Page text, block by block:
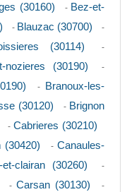
(30160) - Bez-et-
- Blauzac (30700) -
(30114) -
nozieres (30190) -
-
Branoux-les-
(30120) - Brignon
-Cabrieres (30210)
(30420) -Canaules-
et-clairan (30260) -
- Carsan (30130) -